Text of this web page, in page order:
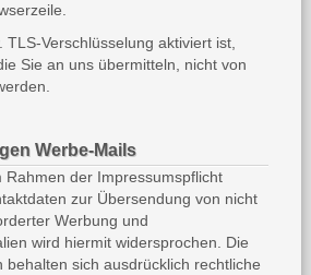
TLS-Verschlüsselung aktiviert ist,
Sie an uns übermitteln, nicht von
Werbe-Mails
Rahmen der Impressumspflicht
zur Übersendung von nicht
Werbung und
wird hiermit widersprochen. Die
behalten sich ausdrücklich rechtliche